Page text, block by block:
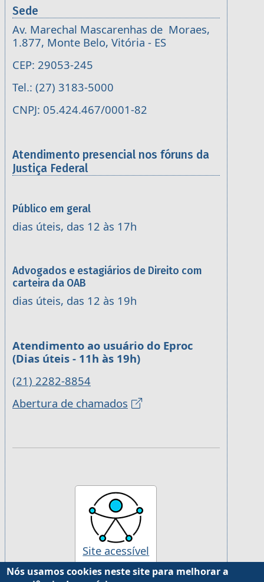
Sede
Av. Marechal Mascarenhas de Moraes,
1.877, Monte Belo, Vitória - ES
CEP: 29053-245
Tel.: (27) 3183-5000
CNPJ: 05.424.467/0001-82
Atendimento presencial nos fóruns da
Justiça Federal
Público em geral
dias úteis, das 12 às 17h
Advogados e estagiários de Direito com
carteira da OAB
dias úteis, das 12 às 19h
Atendimento ao usuário do Eproc
(Dias úteis - 11h às 19h)
(21) 2282-8854
Abertura de chamados
Site acessível
Nós usamos cookies neste site para melhorar a